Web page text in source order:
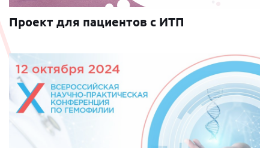
Проект для пациентов с ИТП